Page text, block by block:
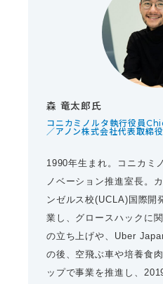
森 竜太郎氏
コニカミノルタ執行役員
／アノン株式会社代表取締役
1990年生まれ。コニカミ
ノベーション推進室長。
ンゼルス校(UCLA)国際開
業し、グロースハックに
の立ち上げや、Uber
の後、空飛ぶ車や培養食
ップで事業を推進し、